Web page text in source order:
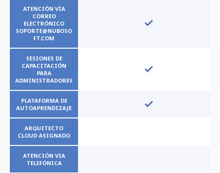
ATENCIÓN VÍA
CORREO
ELECTRÓNICO
SOPORTE@NUBOSO
FT.COM
SESIONES DE
CAPACITACIÓN
PARA
ADMINISTRADORES
PLATAFORMA DE
AUTOAPRENDIZAJE
ARQUITECTO
CLOUD ASIGNADO
ATENCIÓN VIA
TELEFÓNICA